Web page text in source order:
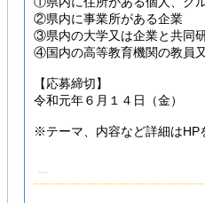
②県内に事業所がある企業
③県内の大学又は企業と共同
④国内の高等教育機関の教員
【応募締切】
令和元年６月１４日（金）
※テーマ、内容など詳細はHP